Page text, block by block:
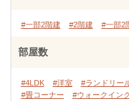
#一部2階建 #2階建 #一部2
部屋数
#4LDK #洋室 #ランドリー
#畳コーナー
#ウォークイン